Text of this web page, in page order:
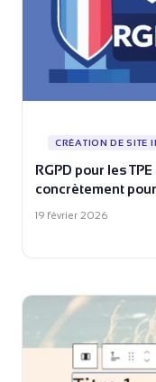
CRÉATION DE SITE
RGPD pour les
concrètement
19 février 2026